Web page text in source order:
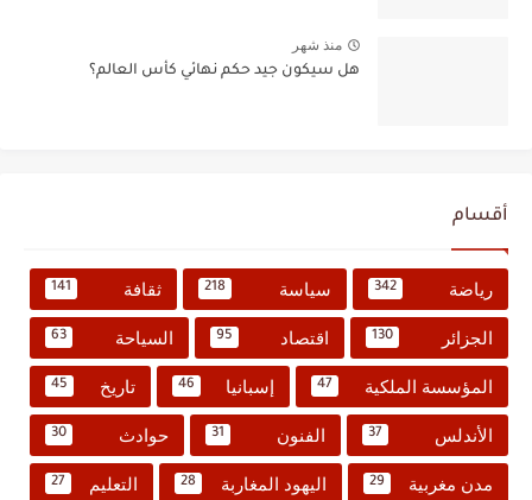
منذ شهر
هل سيكون جيد حكم نهائي كأس العالم؟
أقسام
رياضة 342 سياسة 218 ثقافة 141
الجزائر 130 اقتصاد 95 السياحة 63
المؤسسة الملكية 47 إسبانيا 46 تاريخ 45
الأندلس 37 الفنون 31 حوادث 30
مدن مغربية 29 اليهود المغاربة 28 التعليم 27